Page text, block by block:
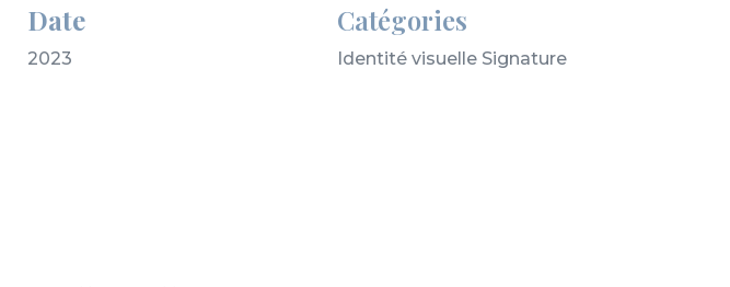
Date
2023
Catégories
Identité visuelle Signature